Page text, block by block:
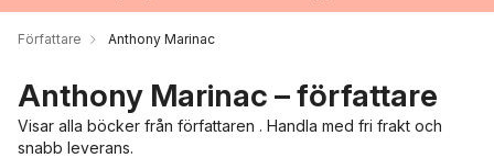
Författare Anthony Marinac
Anthony Marinac – författare
Visar alla böcker från författaren . Handla med fri frakt och
snabb leverans.